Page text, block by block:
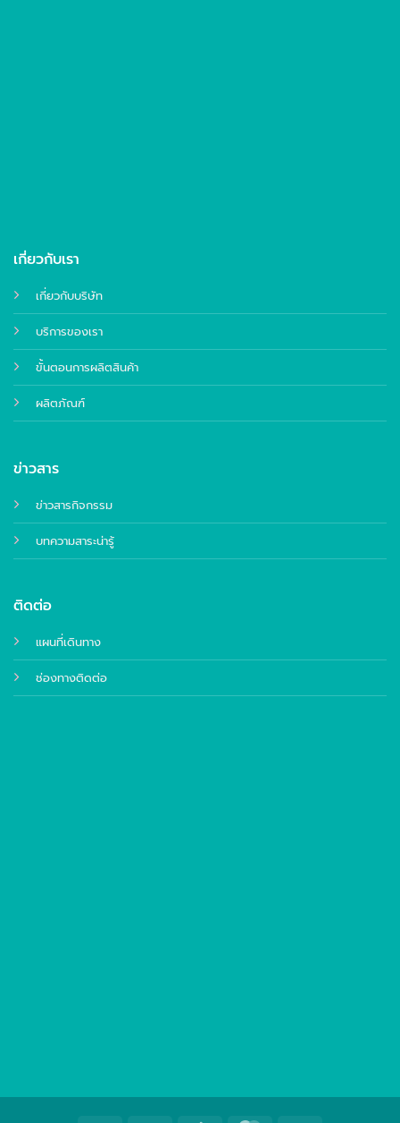
เกี่ยวกับเรา
เกี่ยวกับบริษัท
บริการของเรา
ขั้นตอนการผลิตสินค้า
ผลิตภัณฑ์
ข่าวสาร
ข่าวสารกิจกรรม
บทความสาระน่ารู้
ติดต่อ
แผนที่เดินทาง
ช่องทางติดต่อ